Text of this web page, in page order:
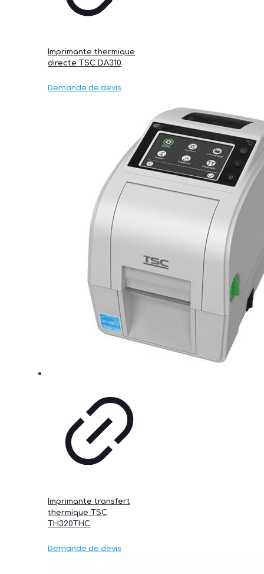
Imprimante thermique
directe TSC DA310
Demande de devis
Imprimante transfert
thermique TSC
TH320THC
Demande de devis